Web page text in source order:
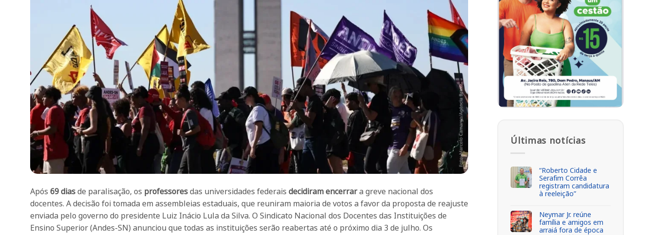
Após 69 diasde paralisação, os professoresdas universidades federais decidiram encerrara greve nacional dos
docentes. A decisão foi tomada em assembleias estaduais, que reuniram maioria de votos a favor da proposta de reajuste
enviada pelo governo do presidente Luiz Inácio Lula da Silva. O Sindicato Nacional dos Docentes das Instituições de
Ensino Superior (Andes-SN) anunciou que todas as instituições serão reabertas até o próximo dia 3 de julho. Os
Últimas notícias
“Roberto Cidade e
Serafim Corrêa
registram candidatura
à reeleição”
Neymar Jr. reúne
família e amigos em
arraiá fora de época